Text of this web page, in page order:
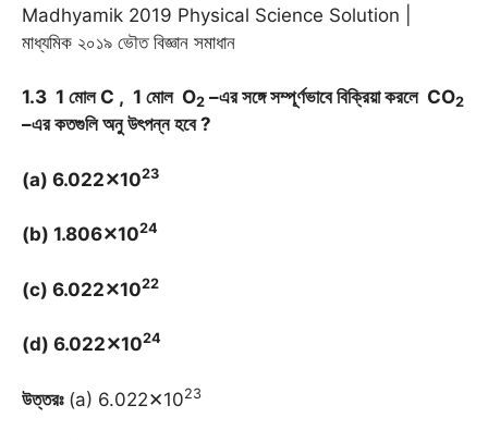
Madhyamik 2019 Physical Science Solution |
মাধ্যমিক ২০১৯ ভৌত বিজ্ঞান সমাধান
1.3 1 মোল C , 1 মোল O2 –এর সঙ্গে সম্পূর্ণভাবে বিক্রিয়া করলে CO2
–এর কতগুলি অনু উৎপন্ন হবে ?
(a) 6.022✕1023
(b) 1.806✕1024
(c) 6.022✕1022
(d) 6.022✕1024
উত্তরঃ(a) 6.022✕1023